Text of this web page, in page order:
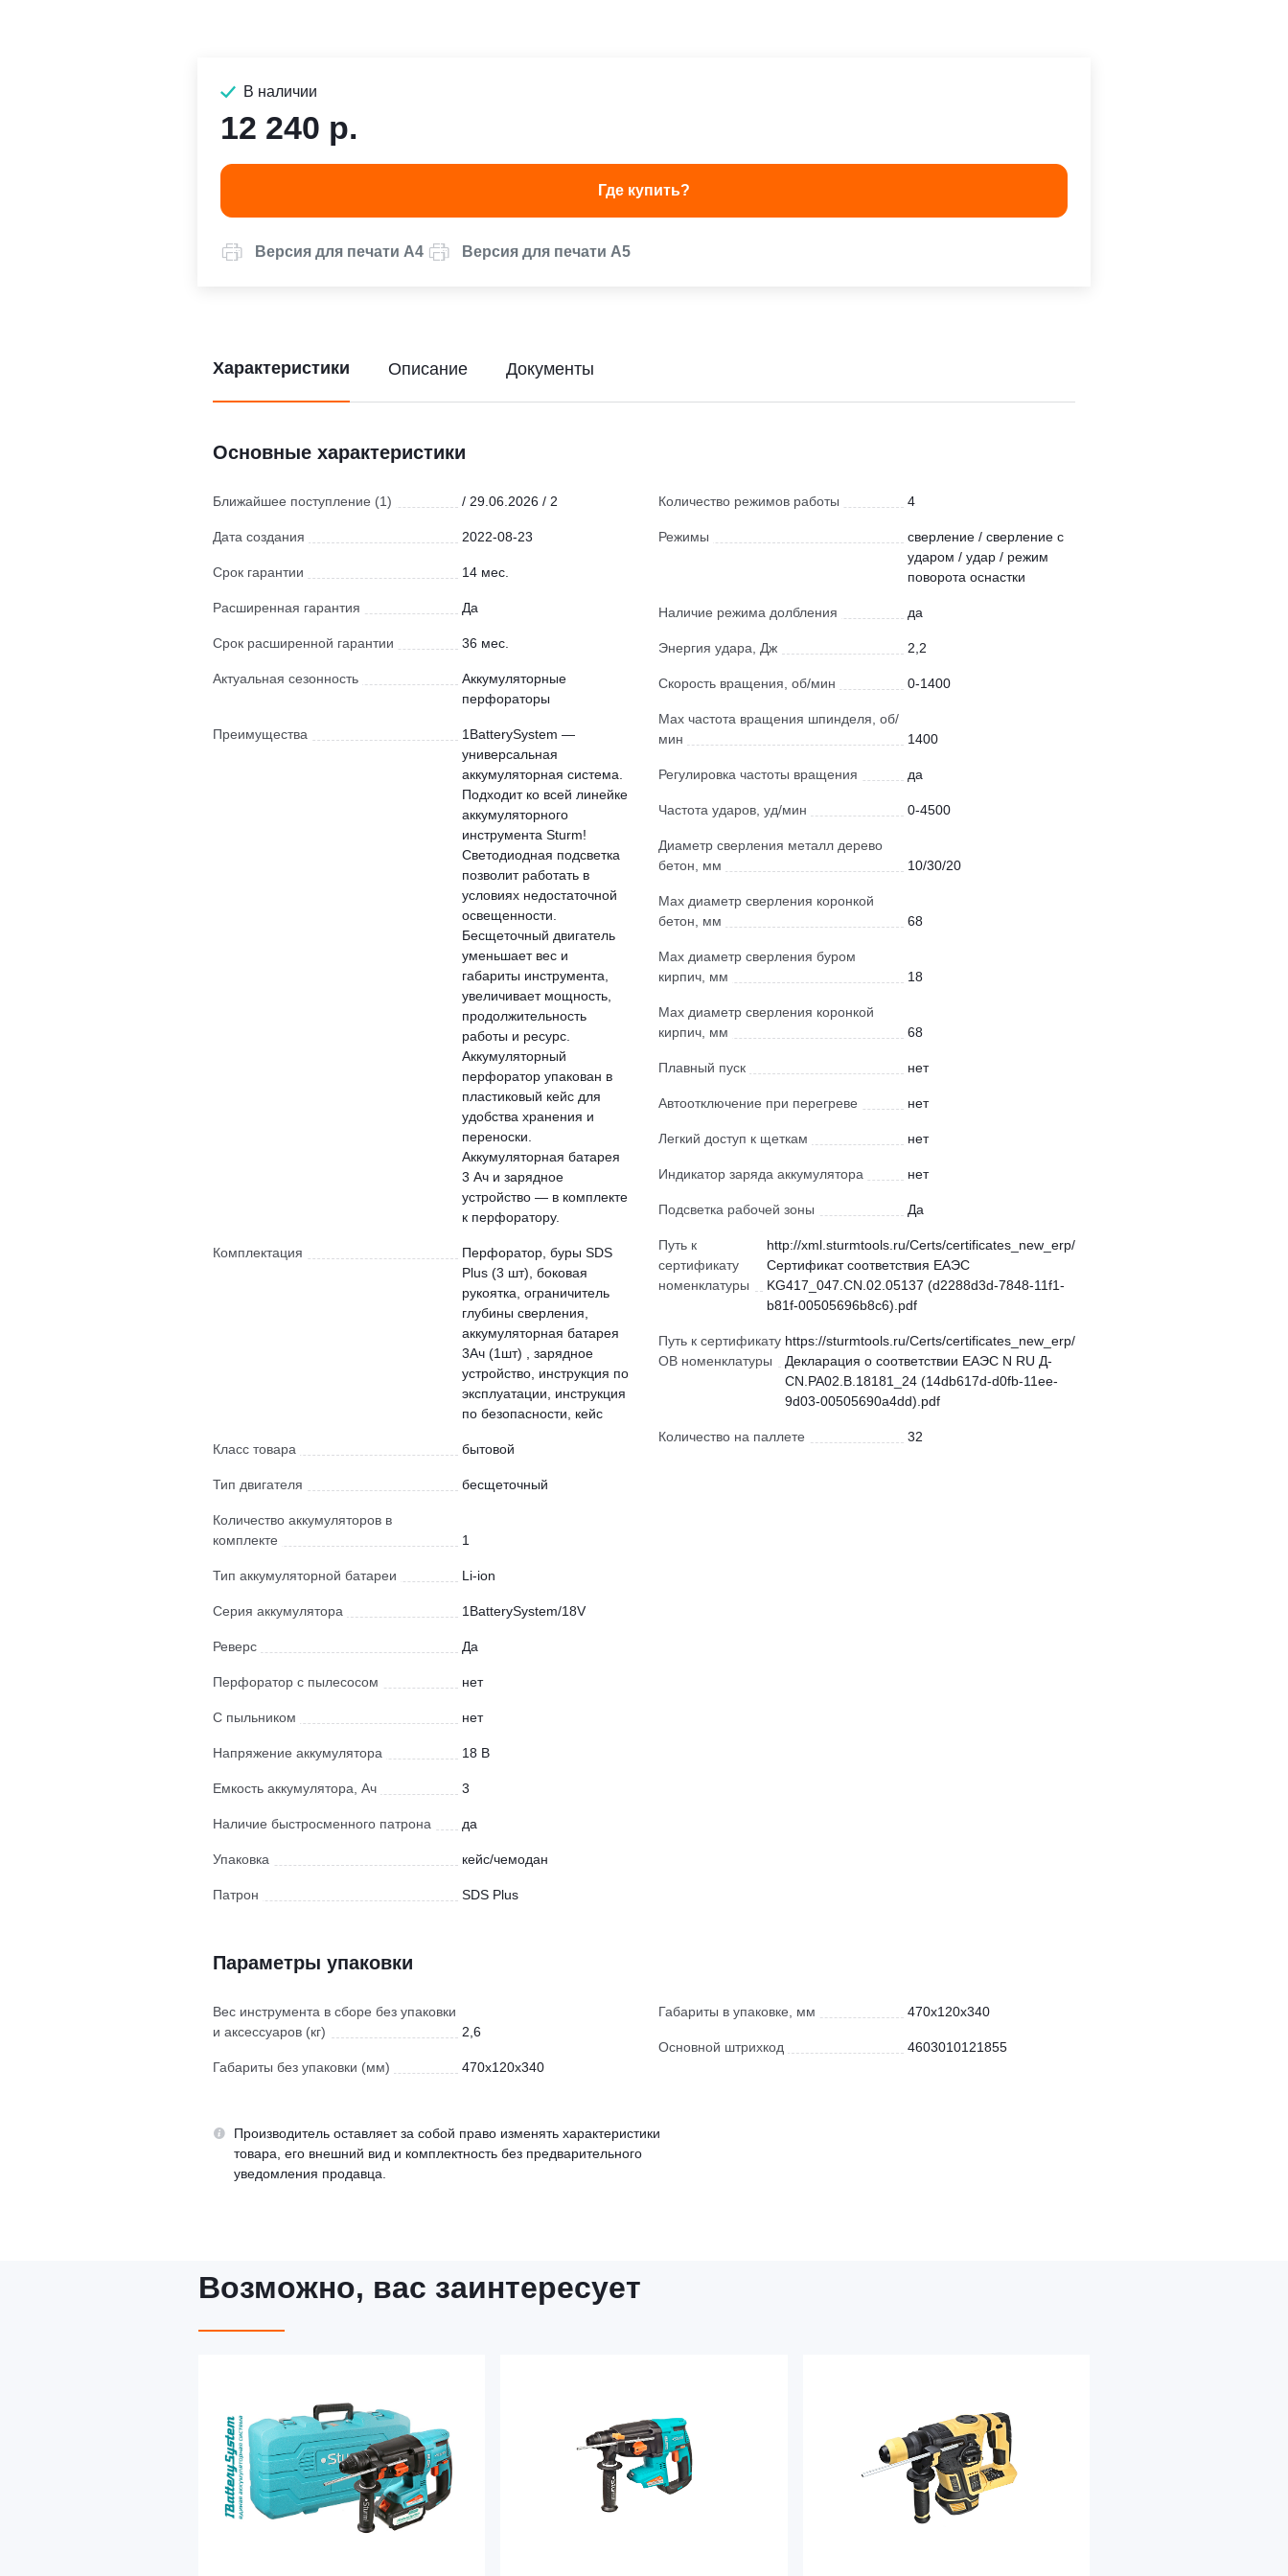
В наличии
12 240 р.
Где купить?
Версия для печати А4 Версия для печати А5
Характеристики
Основные характеристики
Ближайшее поступление (1) / 29.06.2026 / 2
Дата создания 2022-08-23
Срок гарантии 14 мес.
Расширенная гарантия Да
Срок расширенной гарантии 36 мес.
Актуальная сезонность
Аккумуляторные
перфораторы
Преимущества
1BatterySystem —
универсальная
аккумуляторная система.
Подходит ко всей линейке
аккумуляторного
инструмента Sturm!
Светодиодная подсветка
позволит работать в
условиях недостаточной
освещенности.
Бесщеточный двигатель
уменьшает вес и
габариты инструмента,
увеличивает мощность,
продолжительность
работы и ресурс.
Аккумуляторный
перфоратор упакован в
пластиковый кейс для
удобства хранения и
переноски.
Аккумуляторная батарея
3 Ач и зарядное
устройство — в комплекте
к перфоратору.
Комплектация
Перфоратор, буры SDS
Plus (3 шт), боковая
рукоятка, ограничитель
глубины сверления,
аккумуляторная батарея
3Ач (1шт) , зарядное
устройство, инструкция по
эксплуатации, инструкция
по безопасности, кейс
Класс товара бытовой
Тип двигателя бесщеточный
Количество аккумуляторов в
комплекте
1
Тип аккумуляторной батареи Li-ion
Серия аккумулятора 1BatterySystem/18V
Реверс Да
Перфоратор с пылесосом нет
С пыльником нет
Напряжение аккумулятора 18 В
Емкость аккумулятора, Ач 3
Наличие быстросменного патрона да
Упаковка кейс/чемодан
Патрон SDS Plus
Количество режимов работы 4
Режимы
сверление / сверление с
ударом / удар / режим
поворота оснастки
Наличие режима долбления да
Энергия удара, Дж 2,2
Скорость вращения, об/мин 0-1400
Max частота вращения шпинделя, об/
мин
1400
Регулировка частоты вращения да
Частота ударов, уд/мин 0-4500
Диаметр сверления металл дерево
бетон, мм
10/30/20
Max диаметр сверления коронкой
бетон, мм
68
Max диаметр сверления буром
кирпич, мм
18
Max диаметр сверления коронкой
кирпич, мм
68
Плавный пуск нет
Автоотключение при перегреве нет
Легкий доступ к щеткам нет
Индикатор заряда аккумулятора нет
Подсветка рабочей зоны Да
Путь к
сертификату
номенклатуры
http://xml.sturmtools.ru/Certs/certificates_new_erp/
Сертификат соответствия ЕАЭС
KG417_047.CN.02.05137 (d2288d3d-7848-11f1-
b81f-00505696b8c6).pdf
Путь к сертификату
ОВ номенклатуры
https://sturmtools.ru/Certs/certificates_new_erp/
Декларация о соответствии ЕАЭС N RU Д-
CN.РА02.В.18181_24 (14db617d-d0fb-11ee-
9d03-00505690a4dd).pdf
Количество на паллете 32
Параметры упаковки
Вес инструмента в сборе без упаковки
и аксессуаров (кг)
2,6
Габариты без упаковки (мм) 470х120х340
Габариты в упаковке, мм 470х120х340
Основной штрихкод 4603010121855
Производитель оставляет за собой право изменять характеристики
товара, его внешний вид и комплектность без предварительного
уведомления продавца.
Описание Документы
Возможно, вас заинтересует